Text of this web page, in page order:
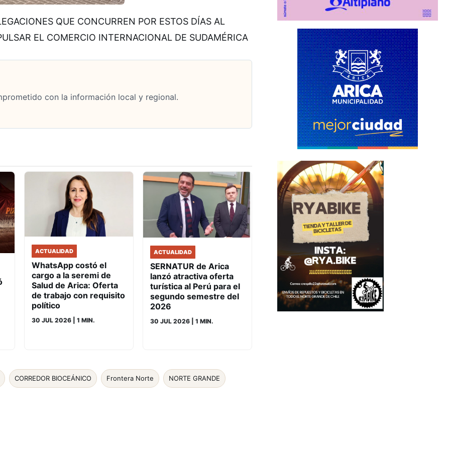
QUE CONCURREN POR ESTOS DÍAS AL
EL COMERCIO INTERNACIONAL DE SUDAMÉRICA
con la información local y regional.
ACTUALIDAD
WhatsApp costó el
cargo a la seremi de
Salud de Arica: Oferta
de trabajo con requisito
político
30 JUL 2026 | 1 MIN.
ACTUALIDAD
SERNATUR de Arica
lanzó atractiva oferta
turística al Perú para el
segundo semestre del
2026
30 JUL 2026 | 1 MIN.
CORREDOR BIOCEÁNICO Frontera Norte NORTE GRANDE